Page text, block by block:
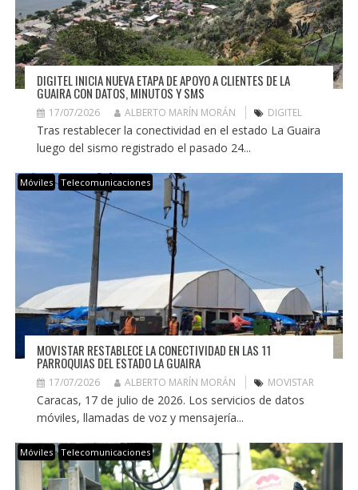
DIGITEL INICIA NUEVA ETAPA DE APOYO A CLIENTES DE LA
GUAIRA CON DATOS, MINUTOS Y SMS
17/07/2026 ALBERTO MARÍN MORÁN DIGITEL
Tras restablecer la conectividad en el estado La Guaira
luego del sismo registrado el pasado 24...
Móviles Telecomunicaciones
MOVISTAR RESTABLECE LA CONECTIVIDAD EN LAS 11
PARROQUIAS DEL ESTADO LA GUAIRA
17/07/2026 ALBERTO MARÍN MORÁN MOVISTAR
Caracas, 17 de julio de 2026. Los servicios de datos
móviles, llamadas de voz y mensajería...
Móviles Telecomunicaciones